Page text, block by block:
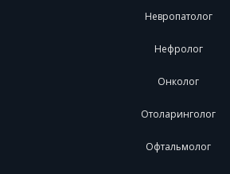
Невропатолог
Нефролог
Онколог
Отоларинголог
Офтальмолог